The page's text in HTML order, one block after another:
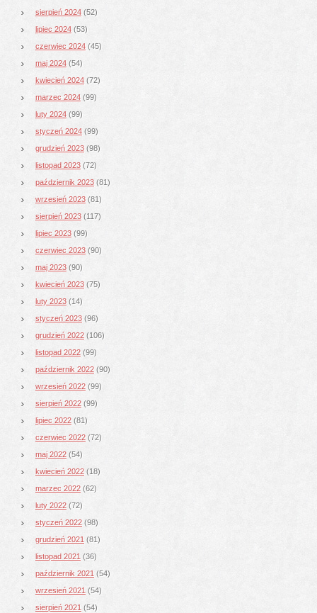
sierpień 2024 (52)
lipiec 2024 (53)
czerwiec 2024 (45)
maj 2024 (54)
kwiecień 2024 (72)
marzec 2024 (99)
luty 2024 (99)
styczeń 2024 (99)
grudzień 2023 (98)
listopad 2023 (72)
październik 2023 (81)
wrzesień 2023 (81)
sierpień 2023 (117)
lipiec 2023 (99)
czerwiec 2023 (90)
maj 2023 (90)
kwiecień 2023 (75)
luty 2023 (14)
styczeń 2023 (96)
grudzień 2022 (106)
listopad 2022 (99)
październik 2022 (90)
wrzesień 2022 (99)
sierpień 2022 (99)
lipiec 2022 (81)
czerwiec 2022 (72)
maj 2022 (54)
kwiecień 2022 (18)
marzec 2022 (62)
luty 2022 (72)
styczeń 2022 (98)
grudzień 2021 (81)
listopad 2021 (36)
październik 2021 (54)
wrzesień 2021 (54)
sierpień 2021 (54)